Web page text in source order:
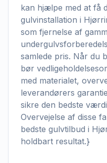
kan hjælpe med at få
gulvinstallation i
som fjernelse af
samlede pris. Når du
bør
med materialet,
leverandørers
sikre den bedste
Overvejelse af disse
bedste gulvtilbud i
holdbart resultat.}